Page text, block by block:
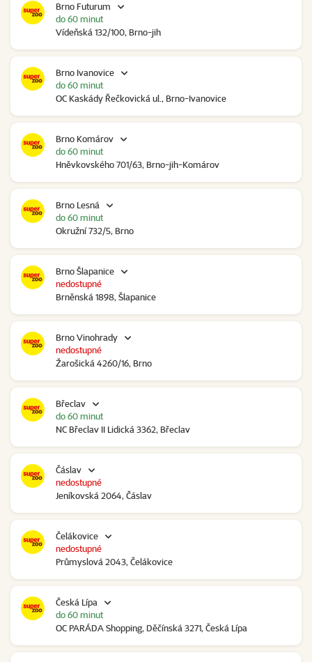
Brno Futurum
Vídeňská 132/100, Brno-jih
do 60 minut
Brno Ivanovice
OC Kaskády Řečkovická ul., Brno-Ivanovice
do 60 minut
Brno Komárov
Hněvkovského 701/63, Brno-jih-Komárov
do 60 minut
Brno Lesná
Okružní 732/5, Brno
do 60 minut
Brno Šlapanice
Brněnská 1898, Šlapanice
nedostupné
Brno Vinohrady
Žarošická 4260/16, Brno
nedostupné
Břeclav
NC Břeclav II Lidická 3362, Břeclav
do 60 minut
Čáslav
Jeníkovská 2064, Čáslav
nedostupné
Čelákovice
Průmyslová 2043, Čelákovice
nedostupné
Česká Lípa
OC PARÁDA Shopping, Děčínská 3271, Česká Lípa
do 60 minut